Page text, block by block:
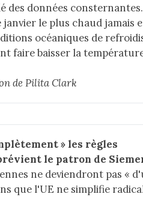
des données
janvier le plus chaud jamais
océaniques de
faire baisser la
de Pilita Clark
» les règles
le patron de
ne deviendront pas «
que l'UE ne simplifie